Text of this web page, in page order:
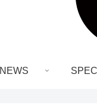
NEWS